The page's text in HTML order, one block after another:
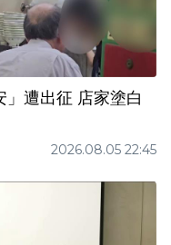
遭出征 店家塗白
2026.08.05 22:45